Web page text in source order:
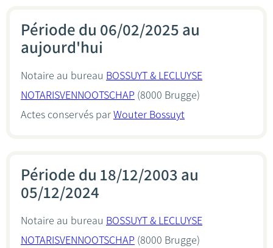
Période du 06/02/2025 au
aujourd'hui
Notaire au bureau BOSSUYT & LECLUYSE
NOTARISVENNOOTSCHAP (8000 Brugge)
Actes conservés parWouter Bossuyt
Période du 18/12/2003 au
05/12/2024
Notaire au bureau BOSSUYT & LECLUYSE
NOTARISVENNOOTSCHAP (8000 Brugge)